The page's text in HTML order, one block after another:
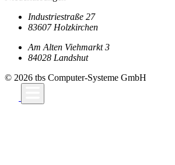
Industriestraße 27
83607 Holzkirchen
Am Alten Viehmarkt 3
84028 Landshut
© 2026 tbs Computer-Systeme GmbH